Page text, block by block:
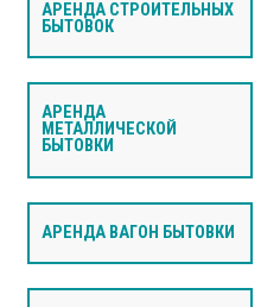
АРЕНДА СТРОИТЕЛЬНЫХ
БЫТОВОК
АРЕНДА
МЕТАЛЛИЧЕСКОЙ
БЫТОВКИ
АРЕНДА ВАГОН БЫТОВКИ